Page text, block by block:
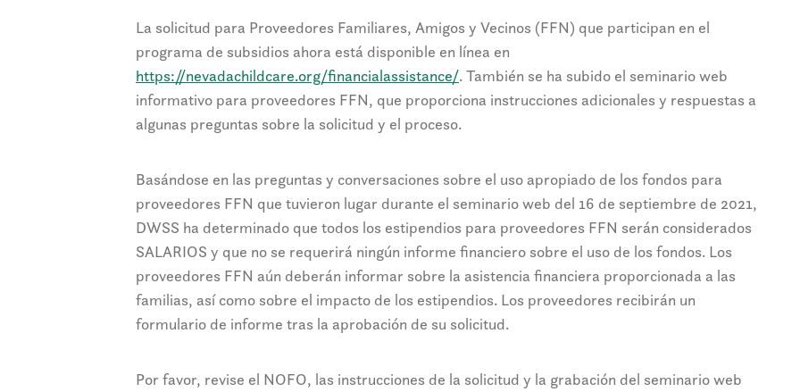
La solicitud para Proveedores Familiares, Amigos y Vecinos (FFN) que participan en el
programa de subsidios ahora está disponible en línea en
https://nevadachildcare.org/financialassistance/. También se ha subido el seminario web
informativo para proveedores FFN, que proporciona instrucciones adicionales y respuestas a
algunas preguntas sobre la solicitud y el proceso.
Basándose en las preguntas y conversaciones sobre el uso apropiado de los fondos para
proveedores FFN que tuvieron lugar durante el seminario web del 16 de septiembre de 2021,
DWSS ha determinado que todos los estipendios para proveedores FFN serán considerados
SALARIOS y que no se requerirá ningún informe financiero sobre el uso de los fondos. Los
proveedores FFN aún deberán informar sobre la asistencia financiera proporcionada a las
familias, así como sobre el impacto de los estipendios. Los proveedores recibirán un
formulario de informe tras la aprobación de su solicitud.
Por favor, revise el NOFO, las instrucciones de la solicitud y la grabación del seminario web